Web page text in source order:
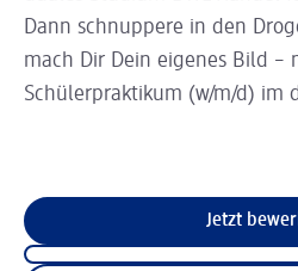
Dann schnuppere in den
mach Dir Dein eigenes Bild –
Schülerpraktikum (w/m/d) im
Jetzt